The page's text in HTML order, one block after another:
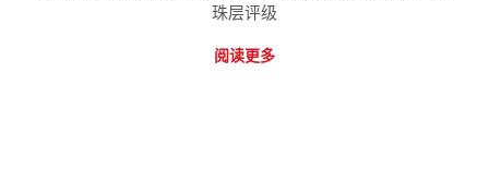
珠层评级
阅读更多